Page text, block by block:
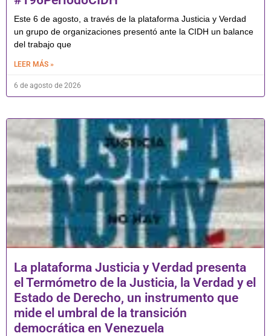
Este 6 de agosto, a través de la plataforma Justicia y Verdad
un grupo de organizaciones presentó ante la CIDH un balance
del trabajo que
LEER MÁS »
6 de agosto de 2026
La plataforma Justicia y Verdad presenta
el Termómetro de la Justicia, la Verdad y el
Estado de Derecho, un instrumento que
mide el umbral de la transición
democrática en Venezuela